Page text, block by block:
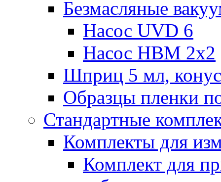
Безмасляные
Насос UVD 6
Насос НВМ 2х2
Шприц 5 мл, конус
Образцы пленки
Стандартные
Комплекты для
Комплект для